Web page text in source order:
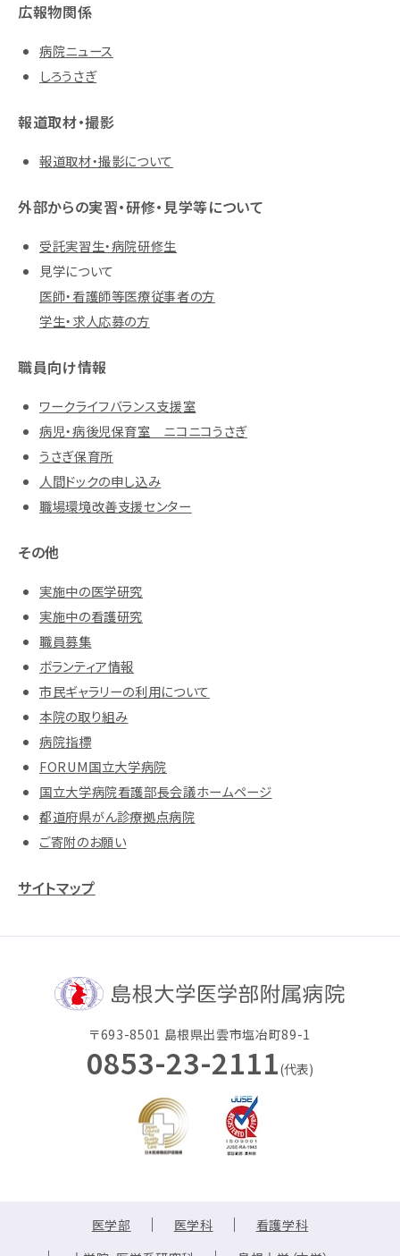
広報物関係
病院ニュース
しろうさぎ
報道取材・撮影
報道取材・撮影について
外部からの実習・研修・見学等について
受託実習生・病院研修生
見学について
医師・看護師等医療従事者の方
学生・求人応募の方
職員向け情報
ワークライフバランス支援室
病児・病後児保育室 ニコニコうさぎ
うさぎ保育所
人間ドックの申し込み
職場環境改善支援センター
その他
実施中の医学研究
実施中の看護研究
職員募集
ボランティア情報
市民ギャラリーの利用について
本院の取り組み
病院指標
FORUM国立大学病院
国立大学病院看護部長会議ホームページ
都道府県がん診療拠点病院
ご寄附のお願い
サイトマップ
〒693-8501 島根県出雲市塩冶町89-1
0853-23-2111(代表)
医学部 医学科
看護学科